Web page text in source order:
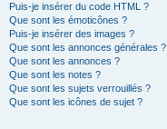
Puis-je insérer du code HTML ?
Que sont les émoticônes ?
Puis-je insérer des images ?
Que sont les annonces générales ?
Que sont les annonces ?
Que sont les notes ?
Que sont les sujets verrouillés ?
Que sont les icônes de sujet ?